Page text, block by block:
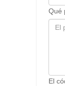
Qué
El